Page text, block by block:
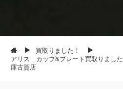
買取りました！
アリス カップ&プレート買取りました
庫古賀店